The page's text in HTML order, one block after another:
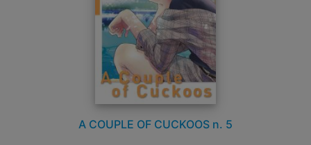
A COUPLE OF CUCKOOS n. 5